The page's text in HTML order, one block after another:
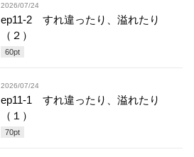
2026/07/24
ep11-2 すれ違ったり、溢れたり
（２）
60pt
2026/07/24
ep11-1 すれ違ったり、溢れたり
（１）
70pt